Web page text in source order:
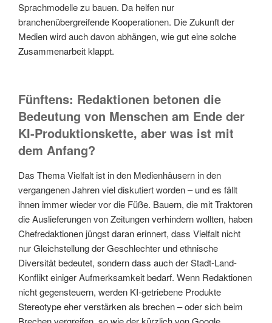
Sprachmodelle zu bauen. Da helfen nur
branchenübergreifende Kooperationen. Die Zukunft der
Medien wird auch davon abhängen, wie gut eine solche
Zusammenarbeit klappt.
Fünftens: Redaktionen betonen die
Bedeutung von Menschen am Ende der
KI-Produktionskette, aber was ist mit
dem Anfang?
Das Thema Vielfalt ist in den Medienhäusern in den
vergangenen Jahren viel diskutiert worden – und es fällt
ihnen immer wieder vor die Füße. Bauern, die mit Traktoren
die Auslieferungen von Zeitungen verhindern wollten, haben
Chefredaktionen jüngst daran erinnert, dass Vielfalt nicht
nur Gleichstellung der Geschlechter und ethnische
Diversität bedeutet, sondern dass auch der Stadt-Land-
Konflikt einiger Aufmerksamkeit bedarf. Wenn Redaktionen
nicht gegensteuern, werden KI-getriebene Produkte
Stereotype eher verstärken als brechen – oder sich beim